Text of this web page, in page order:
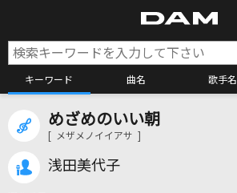
キーワード 曲名 歌手名
カラオケ検索
めざめのいい朝
[ メザメノイイアサ ]
浅田美代子